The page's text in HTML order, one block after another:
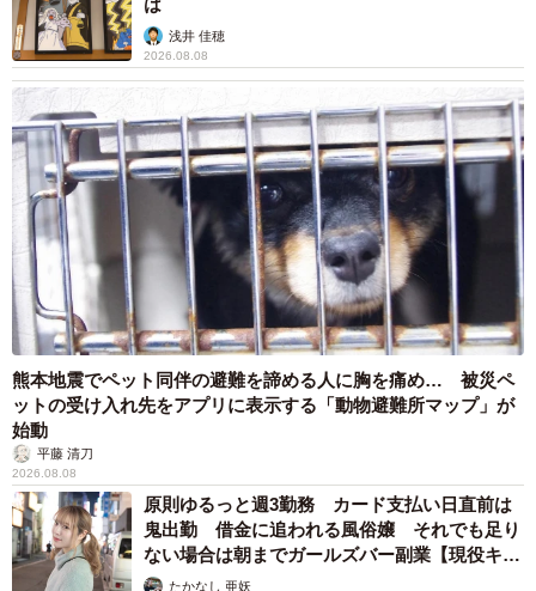
は
浅井 佳穂
2026.08.08
熊本地震でペット同伴の避難を諦める人に胸を痛め… 被災ペ
ットの受け入れ先をアプリに表示する「動物避難所マップ」が
始動
平藤 清刀
2026.08.08
原則ゆるっと週3勤務 カード支払い日直前は
鬼出勤 借金に追われる風俗嬢 それでも足り
ない場合は朝までガールズバー副業【現役キャ
ストに取材】
たかなし 亜妖